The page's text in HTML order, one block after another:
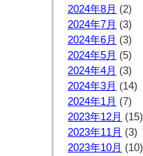
2024年8月 (2)
2024年7月 (3)
2024年6月 (3)
2024年5月 (5)
2024年4月 (3)
2024年3月 (14)
2024年1月 (7)
2023年12月 (15)
2023年11月 (3)
2023年10月 (10)